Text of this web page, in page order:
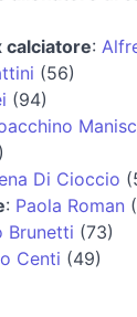
calciatore:
(56)
(94)
Di Cioccio
: Paola Roman
Brunetti (73)
Centi (49)